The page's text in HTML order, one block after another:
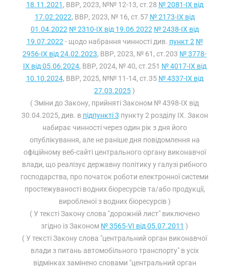
18.11.2021 , ВВР, 2023, №№ 12-13, ст.28 № 2081-IX від
17.02.2022, ВВР, 2023, № 16, ст.57 № 2173-IX від
01.04.2022 № 2310-IX від 19.06.2022 № 2438-IX від
19.07.2022 - щодо набрання чинності див. пункт 2 №
2956-IX від 24.02.2023, ВВР, 2023, № 61, ст.203 № 3778-
IX від 05.06.2024, ВВР, 2024, № 40, ст.251 № 4017-IX від
10.10.2024, ВВР, 2025, №№ 11-14, ст.35 № 4337-IX від
27.03.2025)
( Зміни до Закону, прийняті Законом № 4398-IX від
30.04.2025, див. в підпункті 3 пункту 2 розділу ІХ. Закон
набирає чинності через один рік з дня його
опублікування, але не раніше дня повідомлення на
офіційному веб-сайті центрального органу виконавчої
влади, що реалізує державну політику у галузі рибного
господарства, про початок роботи електронної системи
простежуваності водних біоресурсів та/або продукції,
виробленої з водних біоресурсів )
( У тексті Закону слова "дорожній лист" виключено
згідно із Законом № 3565-VI від 05.07.2011 )
( У тексті Закону слова "центральний орган виконавчої
влади з питань автомобільного транспорту" в усіх
відмінках замінено словами "центральний орган